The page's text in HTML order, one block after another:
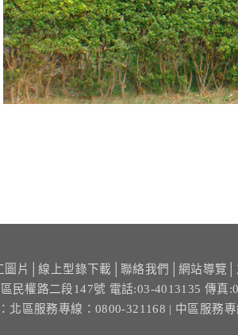
圖片 │線上型錄下載 聯絡我們 網站導覽
民權路二段147號 電話:03-4013135 傳真
北區服務專線：0800-321168 | 中區服務